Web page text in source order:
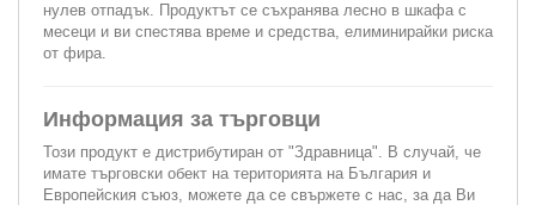
нулев отпадък. Продуктът се съхранява лесно в шкафа с
месеци и ви спестява време и средства, елиминирайки риска
от фира.
Информация за търговци
Този продукт е дистрибутиран от "Здравница". В случай, че
имате търговски обект на територията на България и
Европейския съюз, можете да се свържете с нас, за да Ви